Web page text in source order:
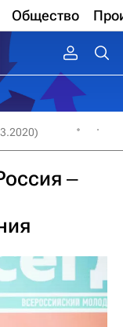
Общество
‒